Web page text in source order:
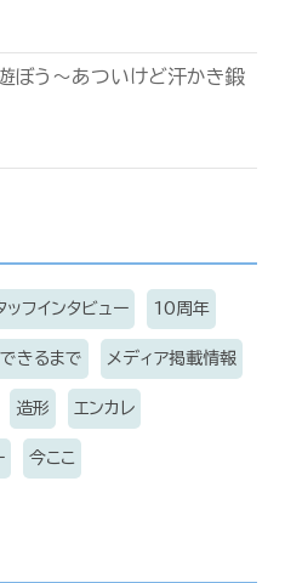
ぼう〜あついけど汗かき鍛
ッフインタビュー 10周年
できるまで メディア掲載情報
造形 エンカレ
今ここ